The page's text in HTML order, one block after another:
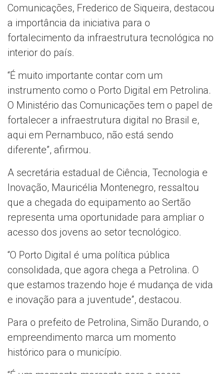
Comunicações, Frederico de Siqueira, destacou
a importância da iniciativa para o
fortalecimento da infraestrutura tecnológica no
interior do país.
“É muito importante contar com um
instrumento como o Porto Digital em Petrolina.
O Ministério das Comunicações tem o papel de
fortalecer a infraestrutura digital no Brasil e,
aqui em Pernambuco, não está sendo
diferente”, afirmou.
A secretária estadual de Ciência, Tecnologia e
Inovação, Mauricélia Montenegro, ressaltou
que a chegada do equipamento ao Sertão
representa uma oportunidade para ampliar o
acesso dos jovens ao setor tecnológico.
“O Porto Digital é uma política pública
consolidada, que agora chega a Petrolina. O
que estamos trazendo hoje é mudança de vida
e inovação para a juventude”, destacou.
Para o prefeito de Petrolina, Simão Durando, o
empreendimento marca um momento
histórico para o município.